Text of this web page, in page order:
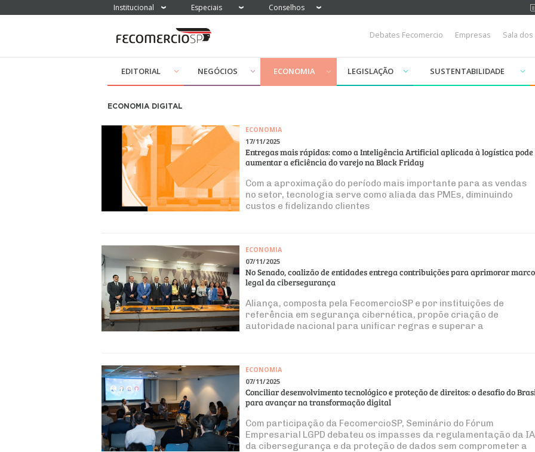
Institucional Especiais Conselhos
Debates Fecomercio Empresas Sala
EDITORIAL NEGÓCIOS ECONOMIA LEGISLAÇÃO SUSTENTABILIDADE
ECONOMIA DIGITAL
ECONOMIA
17/11/2025
Entregas mais rápidas: como a Inteligência Artificial aplicada à logística pode
aumentar a eficiência do varejo na Black Friday
Com a aproximação do período mais importante para as vendas
no setor, tecnologia serve como aliada das PMEs, diminuindo
custos e fidelizando clientes
ECONOMIA
07/11/2025
No Senado, coalizão de entidades entrega contribuições para aprimorar marco
legal da cibersegurança
Aliança, composta pela FecomercioSP e por instituições de
referência em segurança cibernética, propõe criação de
autoridade nacional para unificar regras e superar a
ECONOMIA
07/11/2025
Conciliar desenvolvimento tecnológico e proteção de direitos: o desafio do
para avançar na transformação digital
Com participação da FecomercioSP, Seminário do Fórum
Empresarial LGPD debateu os impasses da regulamentação da
da cibersegurança e da proteção de dados sem comprometer a